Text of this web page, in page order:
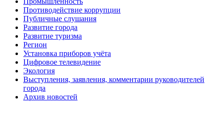
Противодействие коррупции
Публичные слушания
Развитие города
Развитие туризма
Регион
Установка приборов учёта
Цифровое телевидение
Экология
Выступления, заявления, комментарии руководителей
города
Архив новостей